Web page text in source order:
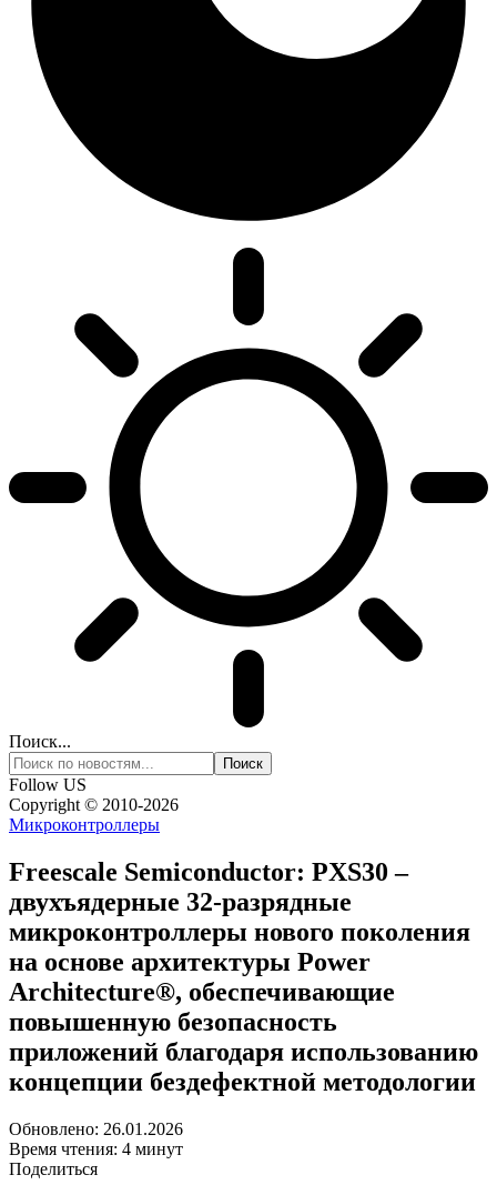
Поиск...
Follow US
Copyright © 2010-2026
Микроконтроллеры
Freescale Semiconductor: PXS30 –
двухъядерные 32-разрядные
микроконтроллеры нового поколения
на основе архитектуры Power
Architecture®, обеспечивающие
повышенную безопасность
приложений благодаря использованию
концепции бездефектной методологии
Обновлено: 26.01.2026
Время чтения: 4 минут
Поделиться